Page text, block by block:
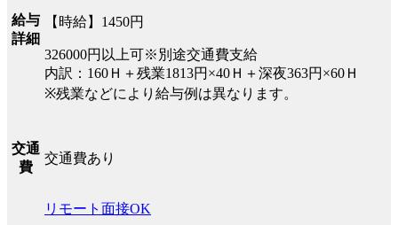
給与
詳細
【時給】1450円
326000円以上可※別途交通費支給
内訳：160Ｈ＋残業1813円×40Ｈ＋深夜363円×60Ｈ
※残業などにより給与例は異なります。
交通
費
交通費あり
リモート面接OK